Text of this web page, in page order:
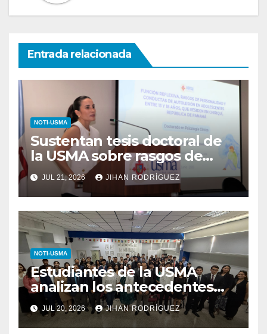
Entrada relacionada
NOTI-USMA
Sustentan tesis doctoral de
la USMA sobre rasgos de
personalidad y conductas de
autolesión en adolescentes
JUL 21, 2026 JIHAN RODRÍGUEZ
NOTI-USMA
Estudiantes de la USMA
analizan los antecedentes
del Derecho Romano junto a
diputada invitada
JUL 20, 2026 JIHAN RODRÍGUEZ